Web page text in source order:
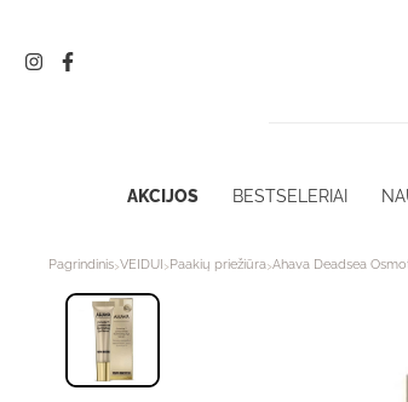
turinio
AKCIJOS BESTSELERIAI
Pagrindinis›VEIDUI›Paakių priežiūra›Ahava Deadsea